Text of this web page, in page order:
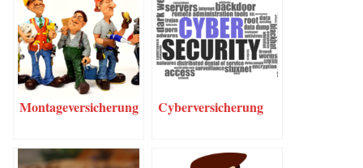
Mon­ta­ge­ver­si­che­rung Cyber­ver­si­che­rung